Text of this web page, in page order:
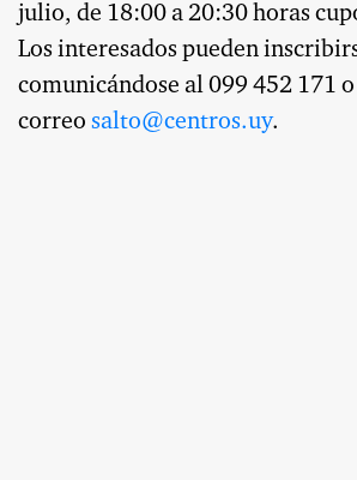
julio, de 18:00 a 20:30 horas
Los interesados pueden
comunicándose al 099 452 171
correo salto@centros.uy.